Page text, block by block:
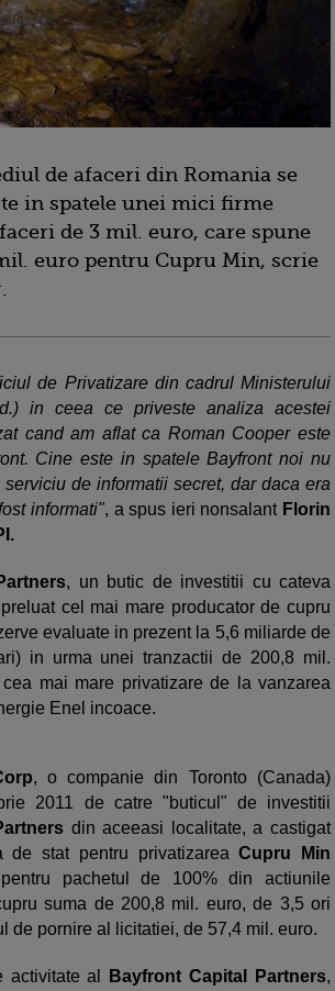
de afaceri din Romania se
in spatele unei mici firme
de 3 mil. euro, care spune
euro pentru Cupru Min, scrie
.
de Privatizare din cadrul Ministerului
in ceea ce priveste analiza aces­tei
cand am aflat ca Roman Cooper este
Cine este in spatele Bayfront noi nu
de informatii secret, dar daca era
informati", a spus ieri nonsalant Florin
, un butic de investitii cu cateva
cel mai mare producator de cupru
evaluate in prezent la 5,6 miliarde de
in urma unei tranzactii de 200,8 mil.
mai mare privatizare de la vanzarea
Enel incoace.
, o companie din Toronto (Canada)
2011 de catre "buticul" de investitii
din aceeasi localitate, a castigat
de stat pentru privatizareaCupru Min
pachetul de 100% din actiunile
suma de 200,8 mil. euro, de 3,5 ori
de pornire al licitatiei, de 57,4 mil. euro.
activitate al Bayfront Capital Partners,